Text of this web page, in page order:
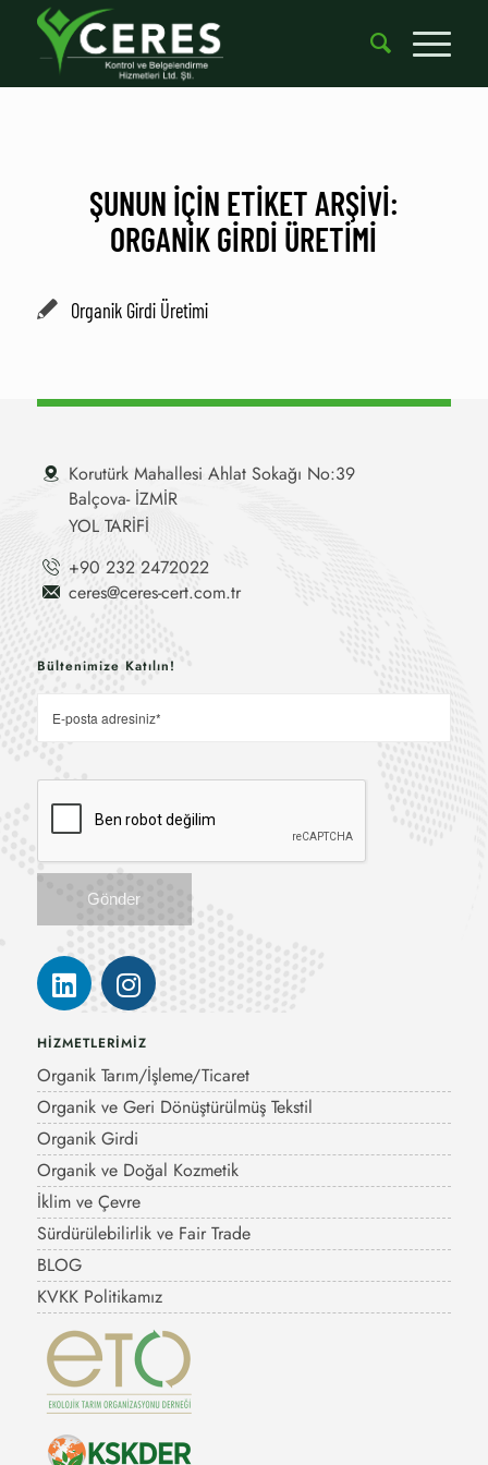
ŞUNUN IÇIN ETIKET ARŞIVI:
ORGANIK GIRDI ÜRETIMI
Organik Girdi Üretimi
Korutürk Mahallesi Ahlat Sokağı No:39
Balçova- İZMİR
YOL TARİFİ
+90 232 2472022
ceres@ceres-cert.com.tr
Bültenimize Katılın!
HİZMETLERİMİZ
Organik Tarım/İşleme/Ticaret
Organik ve Geri Dönüştürülmüş Tekstil
Organik Girdi
Organik ve Doğal Kozmetik
İklim ve Çevre
Sürdürülebilirlik ve Fair Trade
BLOG
KVKK Politikamız